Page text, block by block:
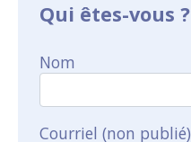
Qui êtes-vous ?
Nom
Courriel (non publié)